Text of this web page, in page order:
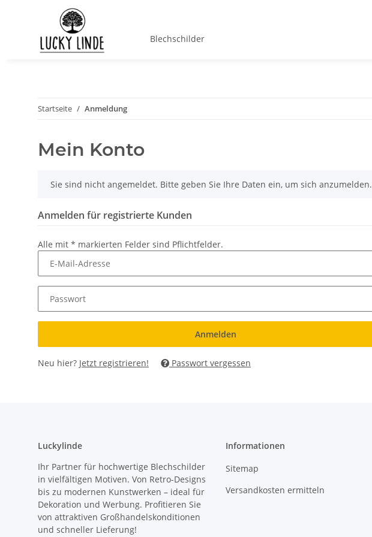
Blechschilder
Startseite Anmeldung
Mein Konto
x
Sie sind nicht angemeldet. Bitte geben Sie Ihre Daten ein, um sich anzumelden.
Anmelden für registrierte Kunden
Alle mit * markierten Felder sind Pflichtfelder.
E-Mail-Adresse
Passwort
Anmelden
Neu hier? Jetzt registrieren! Passwort vergessen
Luckylinde
Ihr Partner für hochwertige Blechschilder
in vielfältigen Motiven. Von Retro-Designs
bis zu modernen Kunstwerken – ideal für
Dekoration und Werbung. Profitieren Sie
von attraktiven Großhandelskonditionen
und schneller Lieferung!
Informationen
Sitemap
Versandkosten ermitteln